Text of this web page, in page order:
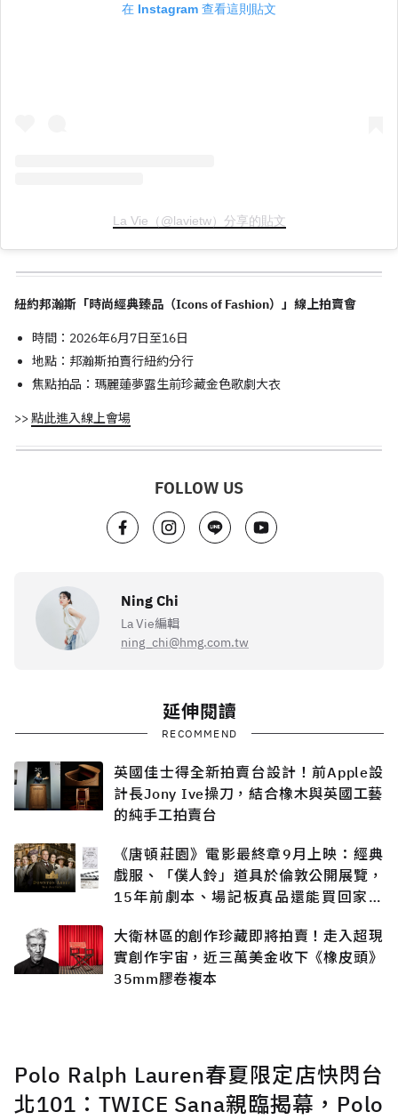
在 Instagram 查看這則貼文
La Vie（@lavietw）分享的貼文
紐約邦瀚斯「時尚經典臻品（Icons of Fashion）」線上拍賣會
時間：2026年6月7日至16日
地點：邦瀚斯拍賣行紐約分行
焦點拍品：瑪麗蓮夢露生前珍藏金色歌劇大衣
>> 點此進入線上會場
FOLLOW US
Ning Chi
La Vie編輯
ning_chi@hmg.com.tw
延伸閱讀
RECOMMEND
英國佳士得全新拍賣台設計！前Apple設
計長Jony Ive操刀，結合橡木與英國工藝
的純手工拍賣台
《唐頓莊園》電影最終章9月上映：經典
戲服、「僕人鈴」道具於倫敦公開展覽，
15年前劇本、場記板真品還能買回家收
大衛林區的創作珍藏即將拍賣！走入超現
實創作宇宙，近三萬美金收下《橡皮頭》
35mm膠卷複本
Polo Ralph Lauren春夏限定店快閃台
北101：TWICE Sana親臨揭幕，Polo